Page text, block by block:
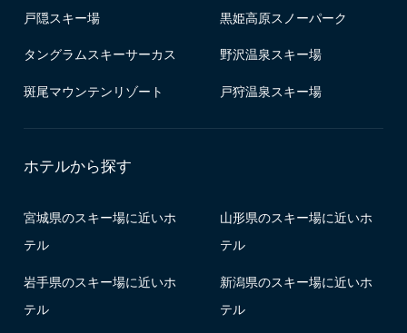
戸隠スキー場 黒姫高原スノーパーク
タングラムスキーサーカス 野沢温泉スキー場
斑尾マウンテンリゾート 戸狩温泉スキー場
ホテルから探す
宮城県のスキー場に近いホ
テル
山形県のスキー場に近いホ
テル
岩手県のスキー場に近いホ
テル
新潟県のスキー場に近いホ
テル